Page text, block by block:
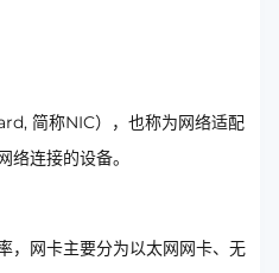
简称NIC），也称为网络适配
络连接的设备。
，网卡主要分为以太网网卡、无